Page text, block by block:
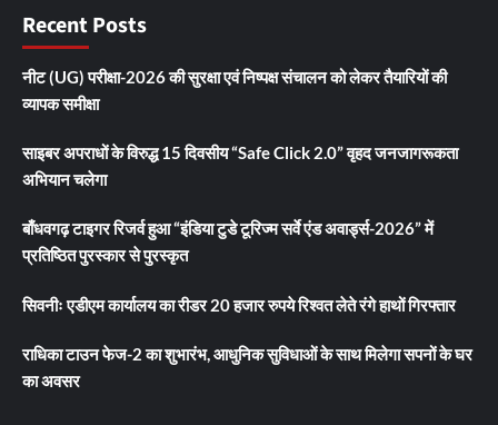
Recent Posts
नीट (UG) परीक्षा-2026 की सुरक्षा एवं निष्पक्ष संचालन को लेकर तैयारियों की
व्यापक समीक्षा
साइबर अपराधों के विरुद्ध 15 दिवसीय “Safe Click 2.0” वृहद जनजागरूकता
अभियान चलेगा
बाँधवगढ़ टाइगर रिजर्व हुआ “इंडिया टुडे टूरिज्म सर्वे एंड अवार्ड्स-2026” में
प्रतिष्ठित पुरस्कार से पुरस्कृत
सिवनीः एडीएम कार्यालय का रीडर 20 हजार रुपये रिश्वत लेते रंगे हाथों गिरफ्तार
राधिका टाउन फेज-2 का शुभारंभ, आधुनिक सुविधाओं के साथ मिलेगा सपनों के घर
का अवसर